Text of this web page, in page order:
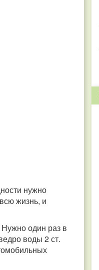
нужно
жизнь, и
Нужно один раз в
воды 2 ст.